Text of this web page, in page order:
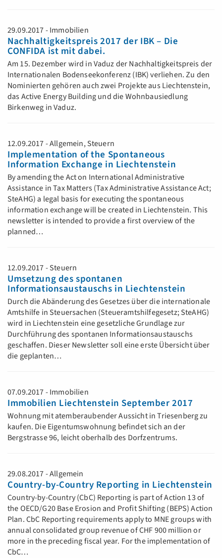
29.09.2017 - Immobilien
Nachhaltigkeitspreis 2017 der IBK – Die
CONFIDA ist mit dabei.
Am 15. Dezember wird in Vaduz der Nachhaltigkeitspreis der
Internationalen Bodenseekonferenz (IBK) verliehen. Zu den
Nominierten gehören auch zwei Projekte aus Liechtenstein,
das Active Energy Building und die Wohnbausiedlung
Birkenweg in Vaduz.
12.09.2017 - Allgemein, Steuern
Implementation of the Spontaneous
Information Exchange in Liechtenstein
By amending the Act on International Administrative
Assistance in Tax Matters (Tax Administrative Assistance Act;
SteAHG) a legal basis for executing the spontaneous
information exchange will be created in Liechtenstein. This
newsletter is intended to provide a first overview of the
planned…
12.09.2017 - Steuern
Umsetzung des spontanen
Informationsaustauschs in Liechtenstein
Durch die Abänderung des Gesetzes über die internationale
Amtshilfe in Steuersachen (Steueramtshilfegesetz; SteAHG)
wird in Liechtenstein eine gesetzliche Grundlage zur
Durchführung des spontanen Informationsaustauschs
geschaffen. Dieser Newsletter soll eine erste Übersicht über
die geplanten…
07.09.2017 - Immobilien
Immobilien Liechtenstein September 2017
Wohnung mit atemberaubender Aussicht in Triesenberg zu
kaufen. Die Eigentumswohnung befindet sich an der
Bergstrasse 96, leicht oberhalb des Dorfzentrums.
29.08.2017 - Allgemein
Country-by-Country Reporting in Liechtenstein
Country-by-Country (CbC) Reporting is part of Action 13 of
the OECD/G20 Base Erosion and Profit Shifting (BEPS) Action
Plan. CbC Reporting requirements apply to MNE groups with
annual consolidated group revenue of CHF 900 million or
more in the preceding fiscal year. For the implementation of
CbC…